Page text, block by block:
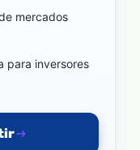
mercados
para inversores